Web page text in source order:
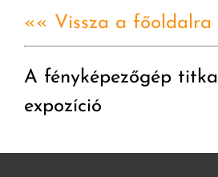
«« Vissza a főoldalra
A fényképezőgép
expozíció